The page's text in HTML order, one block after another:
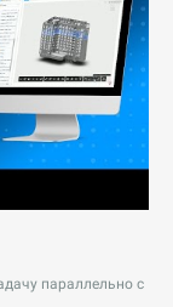
параллельно с